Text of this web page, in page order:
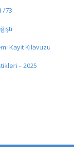
/73
Kayıt Kılavuzu
– 2025